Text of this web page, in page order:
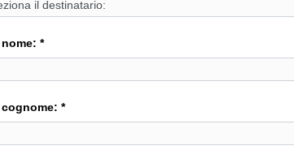
*
*